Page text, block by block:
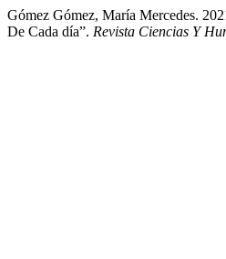
Gómez Gómez, María Mercedes.
De Cada día”. Revista Ciencias Y